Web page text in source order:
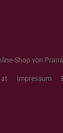
Shop von
Impressum